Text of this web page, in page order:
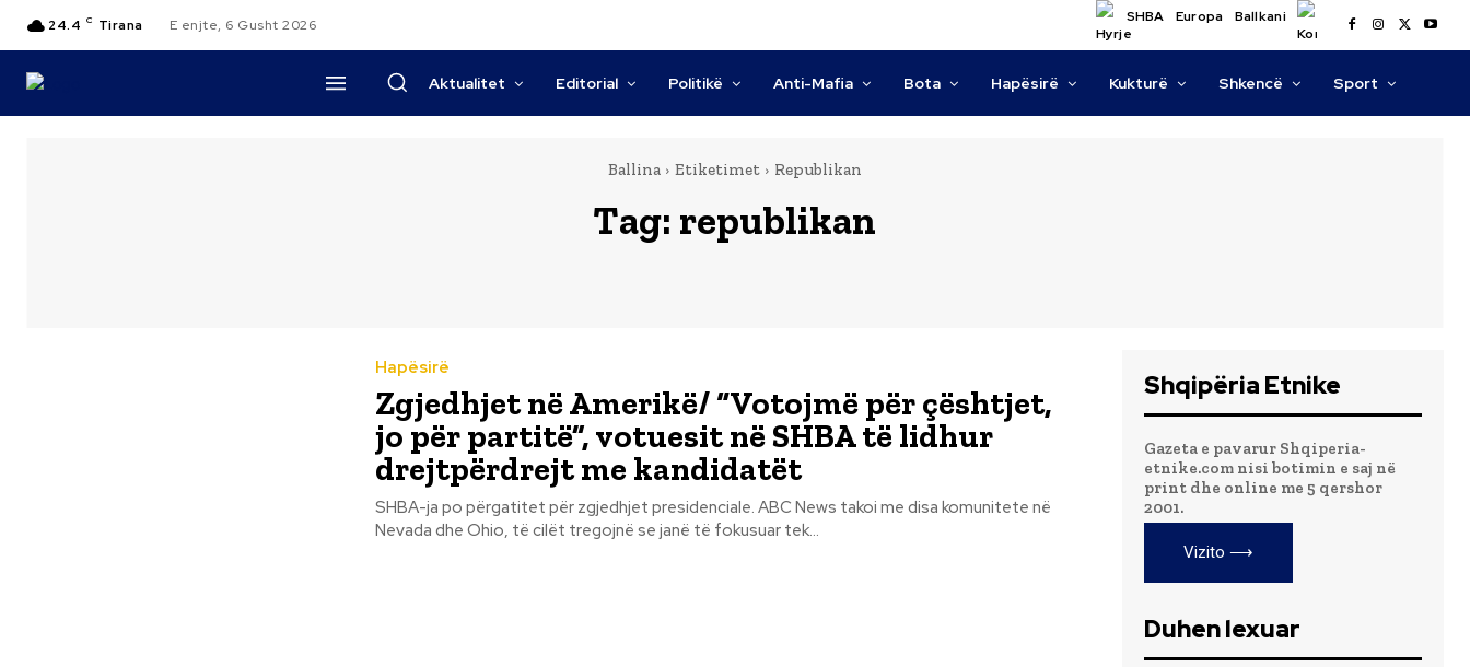
24.4 C Tirana E enjte, 6 Gusht 2026 SHBA Europa Ballkani
Aktualitet Editorial Politikë Anti-Mafia Bota Hapësirë Kukturë Shkencë Sport
Ballina Etiketimet Republikan
Tag: republikan
Hapësirë
Zgjedhjet në Amerikë/ “Votojmë për çështjet,
jo për partitë”, votuesit në SHBA të lidhur
drejtpërdrejt me kandidatët
SHBA-ja po përgatitet për zgjedhjet presidenciale. ABC News takoi me disa komunitete në
Nevada dhe Ohio, të cilët tregojnë se janë të fokusuar tek...
Shqipëria Etnike
Gazeta e pavarur Shqiperia-
etnike.com nisi botimin e saj në
print dhe online me 5 qershor
2001.
Vizito ⟶
Duhen lexuar